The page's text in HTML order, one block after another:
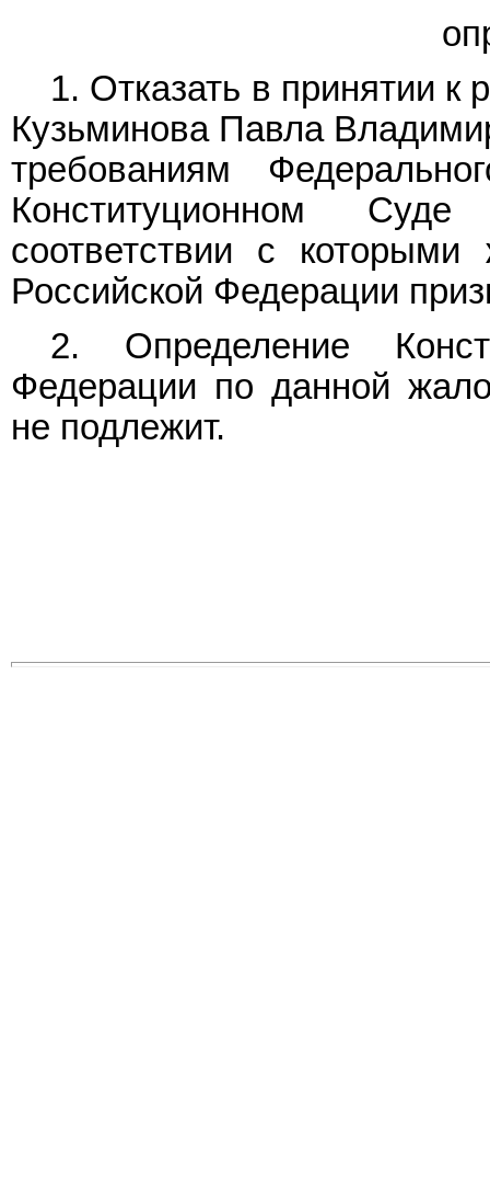
1. Отказать в принятии
Кузьминова Павла
требованиям
Конституционном
соответствии с
Российской Федерации
2. Определение
Федерации по данной
не подлежит.